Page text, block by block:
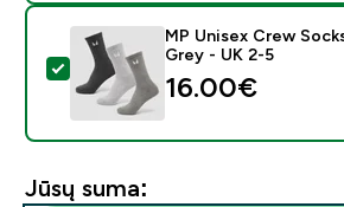
Pasirinkti šį produktą - MP
MP Unisex Crew
Grey - UK 2-5
16.00€‎
Jūsų suma: